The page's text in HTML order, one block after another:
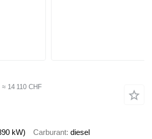
≈ 14 110 CHF
kW) Carburant diesel